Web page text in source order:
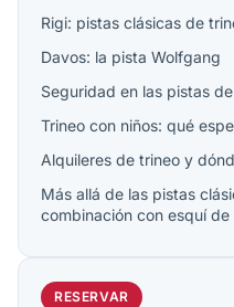
Rigi: pistas clásicas de
Davos: la pista Wolfgang
Seguridad en las pistas
Trineo con niños: qué
Alquileres de trineo y
Más allá de las pistas
combinación con esquí
RESERVAR